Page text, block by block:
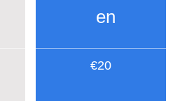
€20